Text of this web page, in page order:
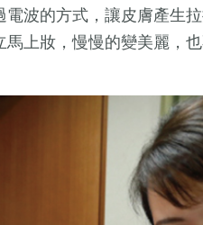
波的方式，讓皮膚產生
上妝，慢慢的變美麗，